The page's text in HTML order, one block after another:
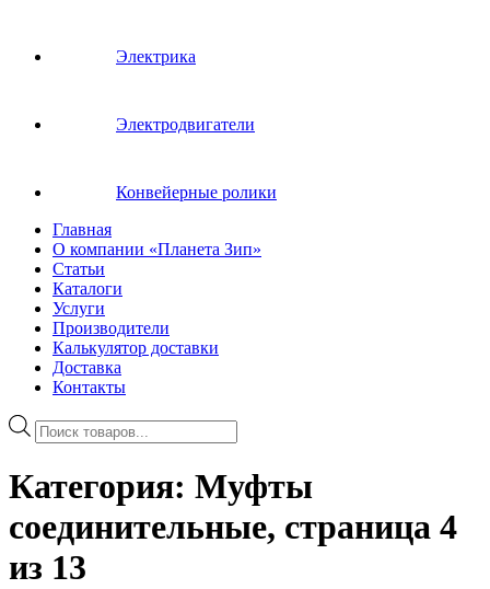
Электрика
Электродвигатели
Конвейерные ролики
Главная
О компании «Планета Зип»
Статьи
Каталоги
Услуги
Производители
Калькулятор доставки
Доставка
Контакты
Поиск
товаров
Категория: Муфты
соединительные, страница 4
из 13